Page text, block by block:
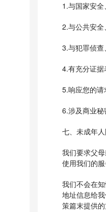
1.与国家安
2.与公共安
3.与犯罪侦
4.有充分证
5.响应您的
6.涉及商业秘
七、未成年
我们要求父
使用我们的
我们不会在
地址信息给
策篇末提供